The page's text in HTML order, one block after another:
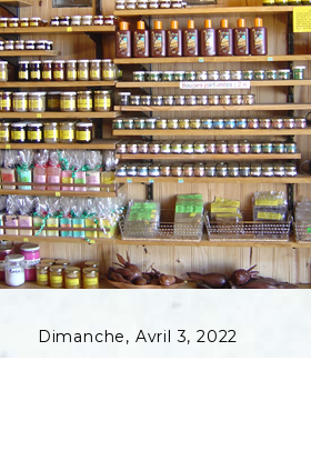
Dimanche, Avril3,2022